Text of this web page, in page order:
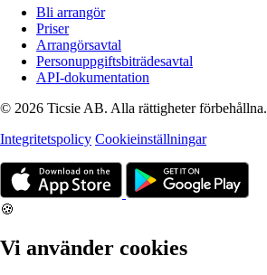
Bli arrangör
Priser
Arrangörsavtal
Personuppgiftsbiträdesavtal
API-dokumentation
© 2026 Ticsie AB. Alla rättigheter förbehållna.
Integritetspolicy Cookieinställningar
🍪
Vi använder cookies